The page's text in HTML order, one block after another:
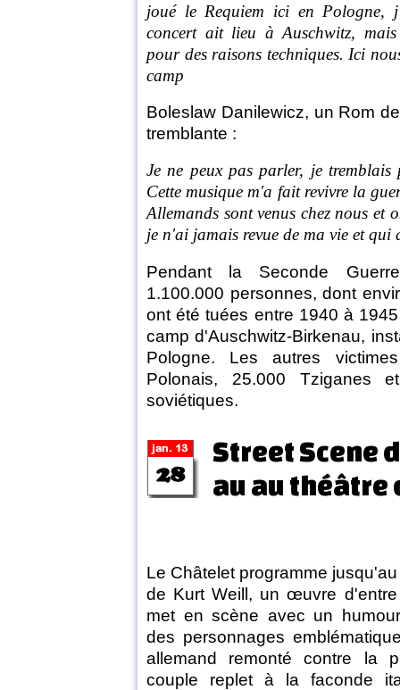
joué le Requiem ici en Pologne,
concert ait lieu à Auschwitz,
pour des raisons techniques. Ici
camp
Boleslaw Danilewicz, un Rom
tremblante :
Je ne peux pas parler, je
Cette musique m'a fait revivre la
Allemands sont venus chez nous et
je n'ai jamais revue de ma vie et qui
Pendant la Seconde
1.100.000 personnes, dont
ont été tuées entre 1940 à
camp d'Auschwitz-Birkenau,
Pologne. Les autres
Polonais, 25.000 Tziganes
soviétiques.
Street Scene
au au théâtre
Le Châtelet programme
de Kurt Weill, un œuvre
met en scène avec un
des personnages
allemand remonté contre la
couple replet à la faconde